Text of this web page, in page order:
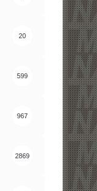
20
599
967
2869